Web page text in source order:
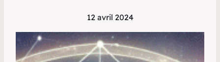
12 avril 2024